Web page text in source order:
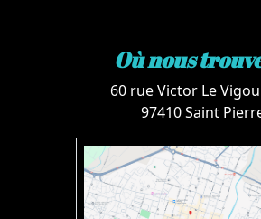
Où nous
60 rue Victor Le
97410 Saint